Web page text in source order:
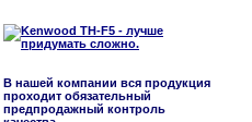
В нашей компании вся продукция
проходит обязательный
предпродажный контроль